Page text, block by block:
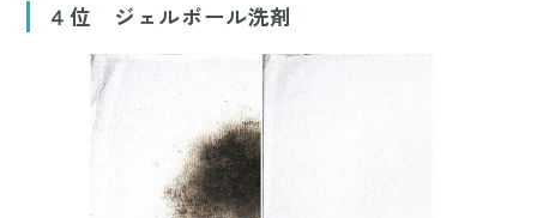
４位 ジェルボール洗剤